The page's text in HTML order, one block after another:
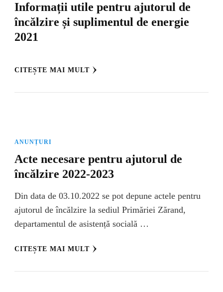
Informații utile pentru ajutorul de
încălzire și suplimentul de energie
2021
CITEȘTE MAI MULT
ANUNȚURI
Acte necesare pentru ajutorul de
încălzire 2022-2023
Din data de 03.10.2022 se pot depune actele pentru
ajutorul de încălzire la sediul Primăriei Zărand,
departamentul de asistență socială …
CITEȘTE MAI MULT